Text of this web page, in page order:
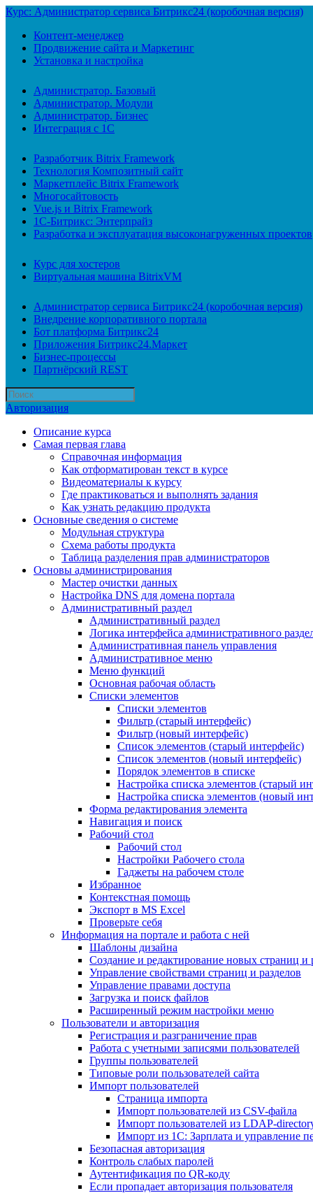
Курс: Администратор сервиса Битрикс24 (коробочная версия)
Контент-менеджер
Продвижение сайта и Маркетинг
Установка и настройка
Администратор. Базовый
Администратор. Модули
Администратор. Бизнес
Интеграция с 1С
Разработчик Bitrix Framework
Технология Композитный сайт
Маркетплейс Bitrix Framework
Многосайтовость
Vue.js и Bitrix Framework
1С-Битрикс: Энтерпрайз
Разработка и эксплуатация высоконагруженных проектов
Курс для хостеров
Виртуальная машина BitrixVM
Администратор сервиса Битрикс24 (коробочная версия)
Внедрение корпоративного портала
Бот платформа Битрикс24
Приложения Битрикс24.Маркет
Бизнес-процессы
Партнёрский REST
Авторизация
Описание курса
Самая первая глава
Справочная информация
Как отформатирован текст в курсе
Видеоматериалы к курсу
Где практиковаться и выполнять задания
Как узнать редакцию продукта
Основные сведения о системе
Модульная структура
Схема работы продукта
Таблица разделения прав администраторов
Основы администрирования
Мастер очистки данных
Настройка DNS для домена портала
Административный раздел
Административный раздел
Логика интерфейса административного
Административная панель управления
Административное меню
Меню функций
Основная рабочая область
Списки элементов
Списки элементов
Фильтр (старый интерфейс)
Фильтр (новый интерфейс)
Список элементов (старый интерфейс)
Список элементов (новый интерфейс)
Порядок элементов в списке
Настройка списка элементов (старый
Настройка списка элементов (новый
Форма редактирования элемента
Навигация и поиск
Рабочий стол
Рабочий стол
Настройки Рабочего стола
Гаджеты на рабочем столе
Избранное
Контекстная помощь
Экспорт в MS Excel
Проверьте себя
Информация на портале и работа с ней
Шаблоны дизайна
Создание и редактирование новых страниц и
Управление свойствами страниц и разделов
Управление правами доступа
Загрузка и поиск файлов
Расширенный режим настройки меню
Пользователи и авторизация
Регистрация и разграничение прав
Работа с учетными записями пользователей
Группы пользователей
Типовые роли пользователей сайта
Импорт пользователей
Страница импорта
Импорт пользователей из CSV-файла
Импорт пользователей из LDAP-
Импорт из 1С: Зарплата и управление
Безопасная авторизация
Контроль слабых паролей
Аутентификация по QR-коду
Если пропадает авторизация пользователя